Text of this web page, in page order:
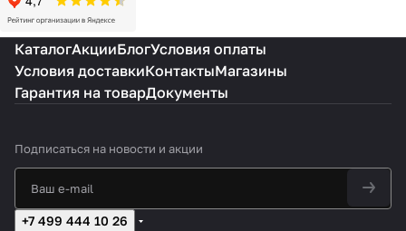
КаталогАкцииБлогУсловия оплаты
Условия доставкиКонтактыМагазины
Гарантия на товарДокументы
Подписаться на новости и акции
+7 499 444 10 26